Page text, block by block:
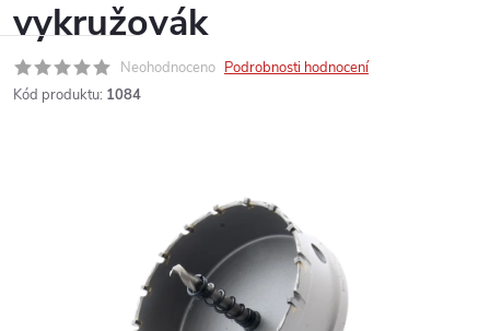
vykružovák
Neohodnoceno Podrobnosti hodnocení
Kód produktu: 1084